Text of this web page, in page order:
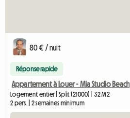
80 € / nuit
Réponse rapide
Appartement à Louer - Mia Studio Beach
Logement entier | Split (21000) | 32 M2
2 pers. | 2 semaines minimum